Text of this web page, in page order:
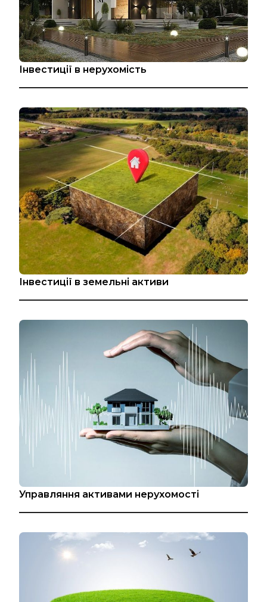
Інвестиції в нерухомість
Інвестиції в земельні активи
Управляння активами нерухомості